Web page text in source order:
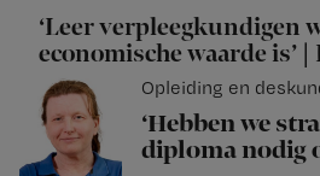
‘Leer verpleegkundigen
economische waarde is’
Opleiding en
‘Hebben we
diploma nodig